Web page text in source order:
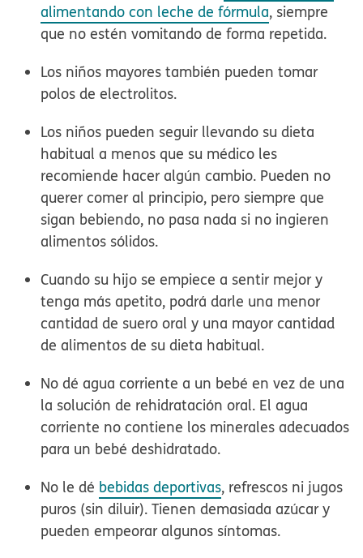
alimentando con leche de fórmula, siempre
que no estén vomitando de forma repetida.
Los niños mayores también pueden tomar
polos de electrolitos.
Los niños pueden seguir llevando su dieta
habitual a menos que su médico les
recomiende hacer algún cambio. Pueden no
querer comer al principio, pero siempre que
sigan bebiendo, no pasa nada si no ingieren
alimentos sólidos.
Cuando su hijo se empiece a sentir mejor y
tenga más apetito, podrá darle una menor
cantidad de suero oral y una mayor cantidad
de alimentos de su dieta habitual.
No dé agua corriente a un bebé en vez de una
la solución de rehidratación oral. El agua
corriente no contiene los minerales adecuados
para un bebé deshidratado.
No le dé bebidas deportivas, refrescos ni jugos
puros (sin diluir). Tienen demasiada azúcar y
pueden empeorar algunos síntomas.